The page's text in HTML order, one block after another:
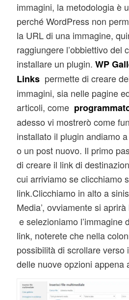
immagini, la metodologia è
perché WordPress non
la URL di una immagine,
raggiungere l’obbiettivo del
installare un plugin. WP
Links permette di creare
immagini, sia nelle pagine
articoli, come
adesso vi mostrerò come
installato il plugin andiamo
o un post nuovo. Il primo
di creare il link di
cui arriviamo se clicchiamo
link.Clicchiamo in alto a
Media’, ovviamente si
e selezioniamo l’immagine
link, noterete che nella
possibilità di scrollare verso
delle nuove opzioni appena